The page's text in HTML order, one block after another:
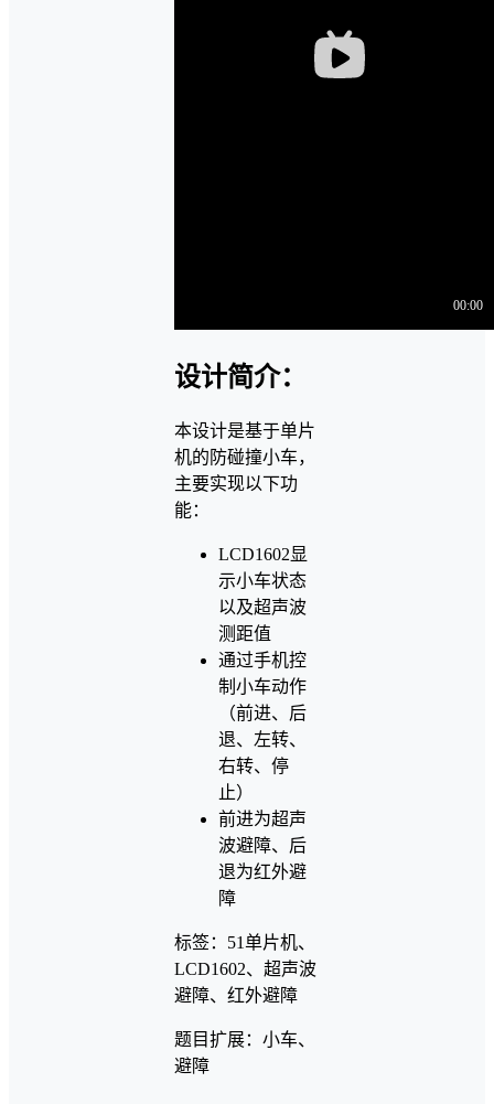
设计简介：
本设计是基于单片
机的防碰撞小车，
主要实现以下功
能：
LCD1602显
示小车状态
以及超声波
测距值
通过手机控
制小车动作
（前进、后
退、左转、
右转、停
止）
前进为超声
波避障、后
退为红外避
障
标签：51单片机、
LCD1602、超声波
避障、红外避障
题目扩展：小车、
避障